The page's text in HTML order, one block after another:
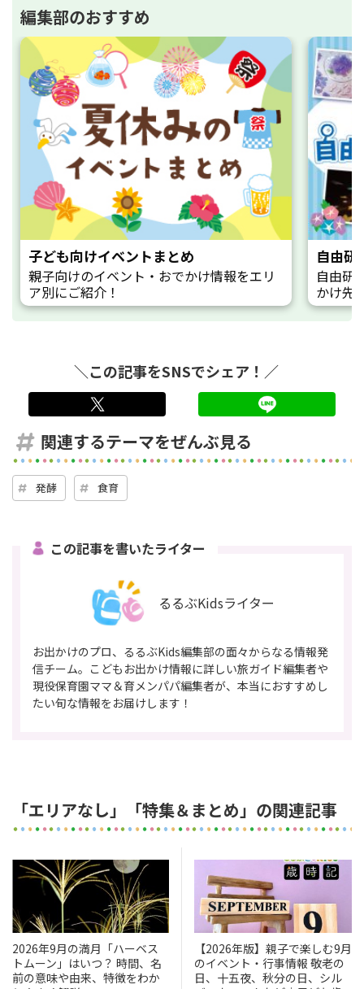
編集部のおすすめ
子ども向けイベントまとめ
親子向けのイベント・おでかけ情報をエリ
ア別にご紹介！
自由研
自由研
かけ先
＼この記事をSNSでシェア！／
関連するテーマをぜんぶ見る
発酵 食育
この記事を書いたライター
るるぶKidsライター
お出かけのプロ、るるぶKids編集部の面々からなる情報発
信チーム。こどもお出かけ情報に詳しい旅ガイド編集者や
現役保育園ママ＆育メンパパ編集者が、本当におすすめし
たい旬な情報をお届けします！
「エリアなし」「特集＆まとめ」の関連記事
2026年9月の満月「ハーベス
トムーン」はいつ？ 時間、名
前の意味や由来、特徴をわか
【2026年版】親子で楽しむ9月
のイベント・行事情報 敬老の
日、十五夜、秋分の日、シル